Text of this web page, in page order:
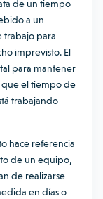
de un tiempo
a un
para
imprevisto. El
para mantener
que el tiempo de
trabajando
hace referencia
de un equipo,
de realizarse
en días o